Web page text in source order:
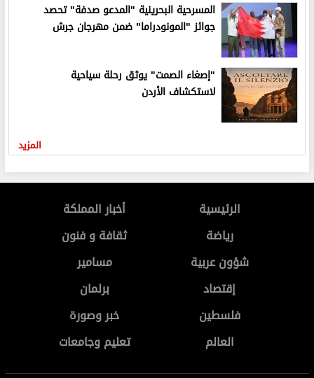
المسرحية البحرينية "المدعو صدفة" تحصد
جوائز "المونودراما" ضمن مهرجان جرش
"إصغاء الصمت" يوثق رحلة سياحية
لاستكشاف الأردن
المزيد
الرئيسية
أخبار المملكة
رياضة
ثقافة و فنون
شؤون عربية
مسامير
إقتصاد
برلمان
فلسطين
خبر وصورة
العالم
تعليم وجامعات